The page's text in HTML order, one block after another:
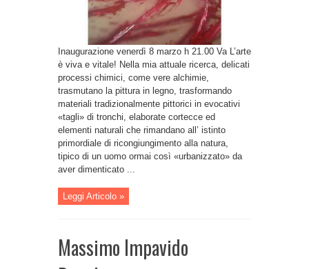
Inaugurazione venerdì 8 marzo h 21.00 Va L’arte
è viva e vitale! Nella mia attuale ricerca, delicati
processi chimici, come vere alchimie,
trasmutano la pittura in legno, trasformando
materiali tradizionalmente pittorici in evocativi
«tagli» di tronchi, elaborate cortecce ed
elementi naturali che rimandano all’ istinto
primordiale di ricongiungimento alla natura,
tipico di un uomo ormai così «urbanizzato» da
aver dimenticato ...
Leggi Articolo »
Massimo Impavido